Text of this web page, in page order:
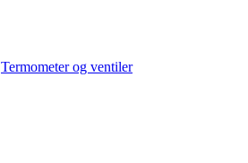
Termometer og ventiler